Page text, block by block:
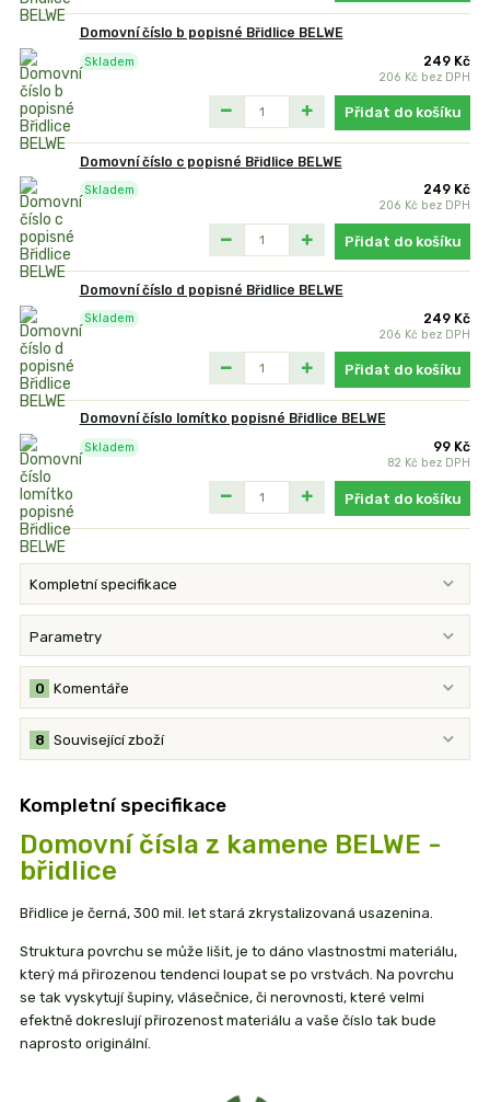
Domovní číslo b popisné Břidlice BELWE
249 Kč
206 Kč bez DPH
Skladem
Přidat do košíku
Domovní číslo c popisné Břidlice BELWE
249 Kč
206 Kč bez DPH
Skladem
Přidat do košíku
Domovní číslo d popisné Břidlice BELWE
249 Kč
206 Kč bez DPH
Skladem
Přidat do košíku
Domovní číslo lomítko popisné Břidlice BELWE
99 Kč
82 Kč bez DPH
Skladem
Přidat do košíku
Kompletní specifikace
Parametry
Komentáře
0
Související zboží
8
Kompletní specifikace
Domovní čísla z kamene BELWE -
břidlice
Břidlice je černá, 300 mil. let stará zkrystalizovaná usazenina.
Struktura povrchu se může lišit, je to dáno vlastnostmi materiálu,
který má přirozenou tendenci loupat se po vrstvách. Na povrchu
se tak vyskytují šupiny, vlásečnice, či nerovnosti, které velmi
efektně dokreslují přirozenost materiálu a vaše číslo tak bude
naprosto originální.